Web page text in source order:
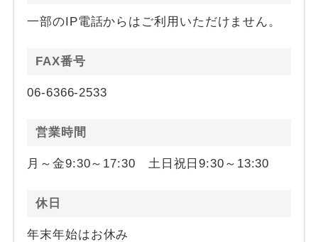
一部のIP電話からはご利用いただけません。
FAX番号
06-6366-2533
営業時間
月～金9:30～17:30 土日祝日9:30～13:30
休日
年末年始はお休み